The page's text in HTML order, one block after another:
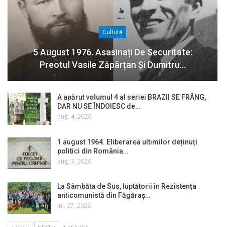
Cultură
5 August 1976. Asasinați De Securitate:
Preotul Vasile Zăpârțan Și Dumitru…
A apărut volumul 4 al seriei BRAZII SE FRÂNG,
DAR NU SE ÎNDOIESC de…
aug. 4, 2026
1 august 1964. Eliberarea ultimilor deținuți
politici din România…
aug. 3, 2026
La Sâmbăta de Sus, luptătorii în Rezistența
anticomunistă din Făgăraș…
iul. 27, 2026